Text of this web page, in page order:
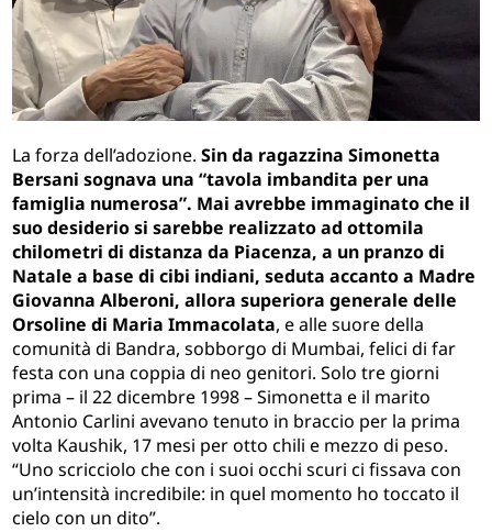
La forza dell’adozione.Sin da ragazzina Simonetta
Bersani sognava una “tavola imbandita per una
famiglia numerosa”. Mai avrebbe immaginato che il
suo desiderio si sarebbe realizzato ad ottomila
chilometri di distanza da Piacenza, a un pranzo di
Natale a base di cibi indiani, seduta accanto a Madre
Giovanna Alberoni, allora superiora generale delle
Orsoline di Maria Immacolata, e alle suore della
comunità di Bandra, sobborgo di Mumbai, felici di far
festa con una coppia di neo genitori. Solo tre giorni
prima – il 22 dicembre 1998 – Simonetta e il marito
Antonio Carlini avevano tenuto in braccio per la prima
volta Kaushik, 17 mesi per otto chili e mezzo di peso.
“Uno scricciolo che con i suoi occhi scuri ci fissava con
un’intensità incredibile: in quel momento ho toccato il
cielo con un dito”.